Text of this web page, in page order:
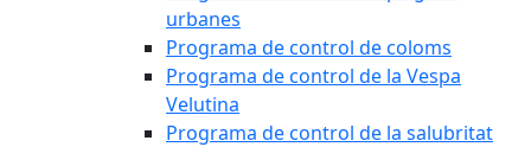
urbanes
Programa de control de coloms
Programa de control de la Vespa
Velutina
Programa de control de la salubritat